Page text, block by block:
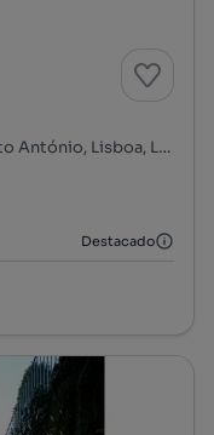
Rua das Taipas, Praça da Alegria, Santo António, Lisboa, Lisboa
Destacado